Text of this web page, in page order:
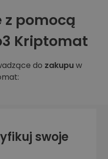
z pomocą
Kriptomat
do zakupuw
swoje